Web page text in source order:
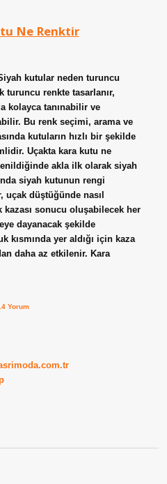
Ne Renktir
kutular neden turuncu
turuncu renkte tasarlanır,
kolayca tanınabilir ve
Bu renk seçimi, arama ve
kutuların hızlı bir şekilde
Uçakta kara kutu ne
akla ilk olarak siyah
siyah kutunun rengi
düştüğünde nasıl
sonucu oluşabilecek her
dayanacak şekilde
kısmında yer aldığı için kaza
daha az etkilenir. Kara
Yorum